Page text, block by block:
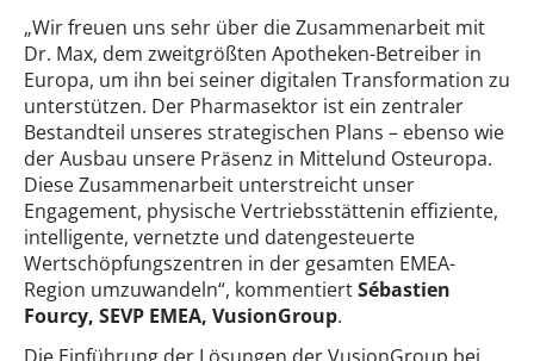
„Wir freuen uns sehr über die Zusammenarbeit mit
Dr. Max, dem zweitgrößten Apotheken-Betreiber in
Europa, um ihn bei seiner digitalen Transformation zu
unterstützen. Der Pharmasektor ist ein zentraler
Bestandteil unseres strategischen Plans – ebenso wie
der Ausbau unsere Präsenz in Mittelund Osteuropa.
Diese Zusammenarbeit unterstreicht unser
Engagement, physische Vertriebsstättenin effiziente,
intelligente, vernetzte und datengesteuerte
Wertschöpfungszentren in der gesamten EMEA-
Region umzuwandeln“, kommentiertSébastien
Fourcy, SEVP EMEA, VusionGroup.